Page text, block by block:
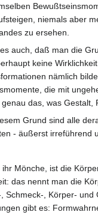
niemals aber
zu ersehen.
auch, daß man die
keine
nämlich
die mit
das, was Gestalt,
Grund sind alle
- äußerst irreführend
ihr Mönche, ist die
das nennt man die
Schmeck-, Körper-
gibt es: